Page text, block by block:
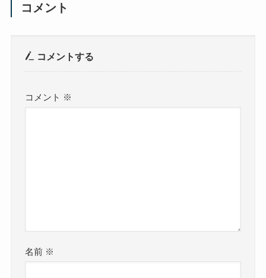
コメント
コメントする
コメント ※
名前 ※